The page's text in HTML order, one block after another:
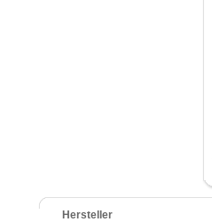
Hersteller